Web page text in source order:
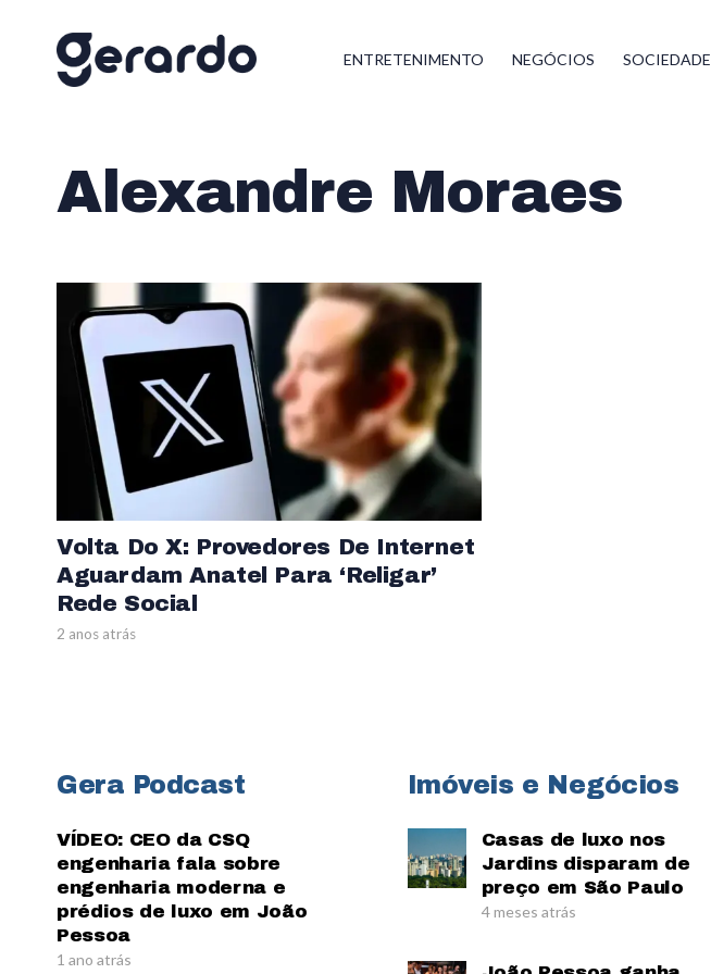
ENTRETENIMENTO NEGÓCIOS SOCIEDADE
Alexandre Moraes
Volta Do X: Provedores De Internet
Aguardam Anatel Para ‘religar’
Rede Social
2 anos atrás
Gera Podcast
VÍDEO: CEO da CSQ
engenharia fala sobre
engenharia moderna e
prédios de luxo em João
Pessoa
1 ano atrás
Imóveis e Negócios
Casas de luxo nos
Jardins disparam de
preço em São Paulo
4 meses atrás